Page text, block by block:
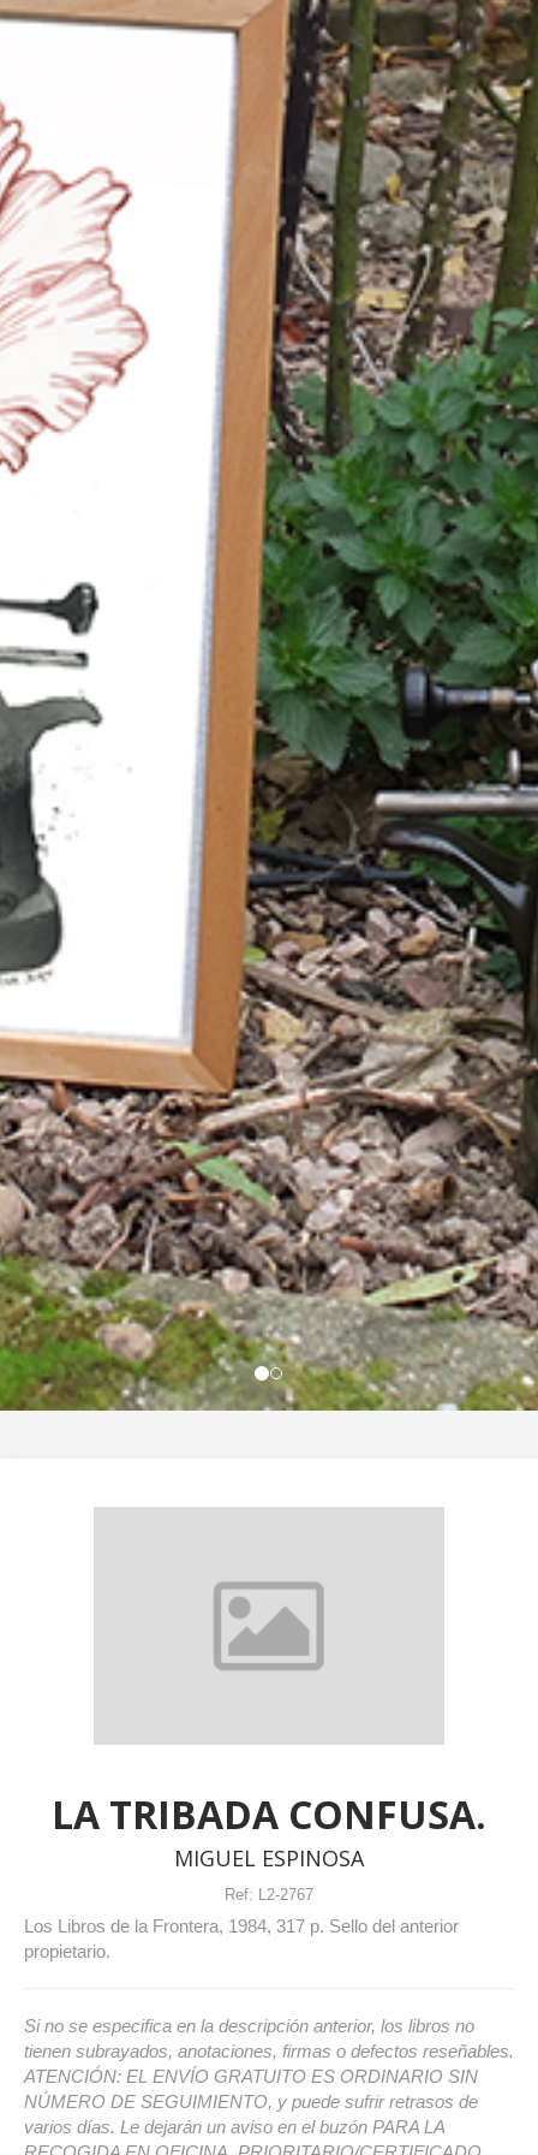
LA TRIBADA CONFUSA.
MIGUEL ESPINOSA
Ref: L2-2767
Los Libros de la Frontera, 1984, 317 p. Sello del anterior
propietario.
Si no se especifica en la descripción anterior, los libros no
tienen subrayados, anotaciones, firmas o defectos reseñables.
ATENCIÓN: EL ENVÍO GRATUITO ES ORDINARIO SIN
NÚMERO DE SEGUIMIENTO, y puede sufrir retrasos de
varios días. Le dejarán un aviso en el buzón PARA LA